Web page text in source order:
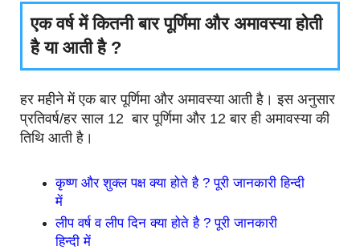
एक वर्ष में कितनी बार पूर्णिमा और अमावस्या होती
है या आती है ?
हर महीने में एक बार पूर्णिमा और अमावस्या आती है। इस अनुसार
प्रतिवर्ष/हर साल 12 बार पूर्णिमा और 12 बार ही अमावस्या की
तिथि आती है।
कृष्ण और शुक्ल पक्ष क्या होते है ? पूरी जानकारी हिन्दी
में
लीप वर्ष व लीप दिन क्या होते है ? पूरी जानकारी
हिन्दी में